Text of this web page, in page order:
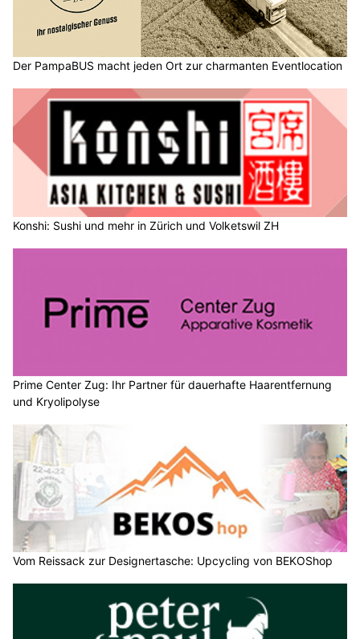
Der PampaBUS macht jeden Ort zur charmanten Eventlocation
Konshi: Sushi und mehr in Zürich und Volketswil ZH
Prime Center Zug: Ihr Partner für dauerhafte Haarentfernung
und Kryolipolyse
Vom Reissack zur Designertasche: Upcycling von BEKOShop